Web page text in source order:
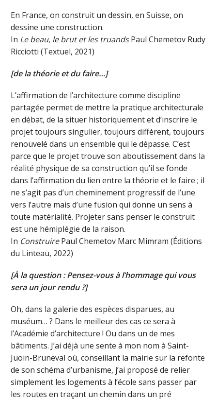
En France, on construit un dessin, en Suisse, on
dessine une construction.
In Le beau, le brut et les truandsPaul Chemetov Rudy
Ricciotti (Textuel, 2021)
[de la théorie et du faire…]
L’affirmation de l’architecture comme discipline
partagée permet de mettre la pratique architecturale
en débat, de la situer historiquement et d’inscrire le
projet toujours singulier, toujours différent, toujours
renouvelé dans un ensemble qui le dépasse. C’est
parce que le projet trouve son aboutissement dans la
réalité physique de sa construction qu’il se fonde
dans l’affirmation du lien entre la théorie et le faire ; il
ne s’agit pas d’un cheminement progressif de l’une
vers l’autre mais d’une fusion qui donne un sens à
toute matérialité. Projeter sans penser le construit
est une hémiplégie de la raison.
In ConstruirePaul Chemetov Marc Mimram (Éditions
du Linteau, 2022)
[À la question : Pensez-vous à l’hommage qui vous
sera un jour rendu ?]
Oh, dans la galerie des espèces disparues, au
muséum… ? Dans le meilleur des cas ce sera à
l’Académie d’architecture ! Ou dans un de mes
bâtiments. J’ai déjà une sente à mon nom à Saint-
Juoin-Bruneval où, conseillant la mairie sur la refonte
de son schéma d’urbanisme, j’ai proposé de relier
simplement les logements à l’école sans passer par
les routes en traçant un chemin dans un pré